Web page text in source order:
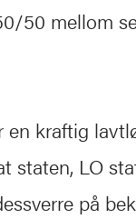
50 mellom
kraftig
staten, LO
på